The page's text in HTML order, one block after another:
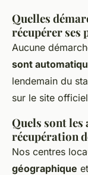
Quelles
récupérer ses
Aucune
sont
lendemain du
sur le site
Quels sont les
récupération
Nos centres
géographique